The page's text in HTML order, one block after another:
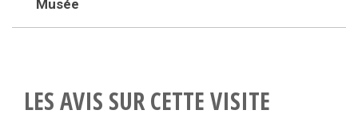
Musée
LES AVIS SUR CETTE VISITE